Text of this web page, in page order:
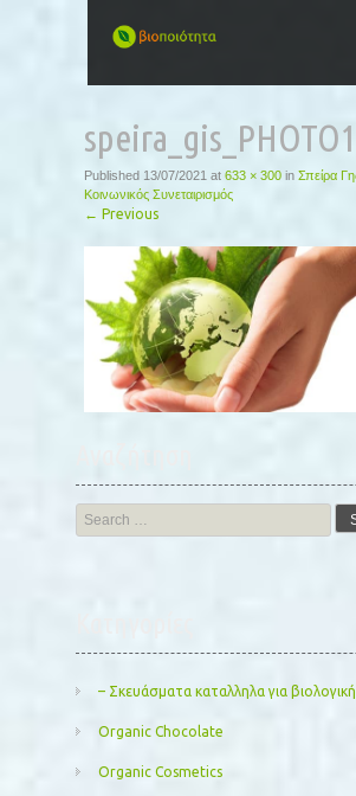
CONTENT
speira_gis_PHOTO1
Published 13/07/2021 at 633 × 300 in Σπείρα
Κοινωνικός Συνεταιρισμός
← Previous
Search
for:
– Σκευάσματα καταλληλα για
Organic Chocolate
Organic Cosmetics